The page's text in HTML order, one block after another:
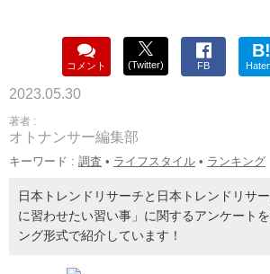
コメント (Twitter) FB
B!
2023.05.30
著者 :
オトナンサー編集部
キーワード : 調査 • ライフスタイル • ランキング
日本トレンドリサーチと日本トレンドリサ
に習わせたい習い事」に関するアンケート
ング形式で紹介しています！